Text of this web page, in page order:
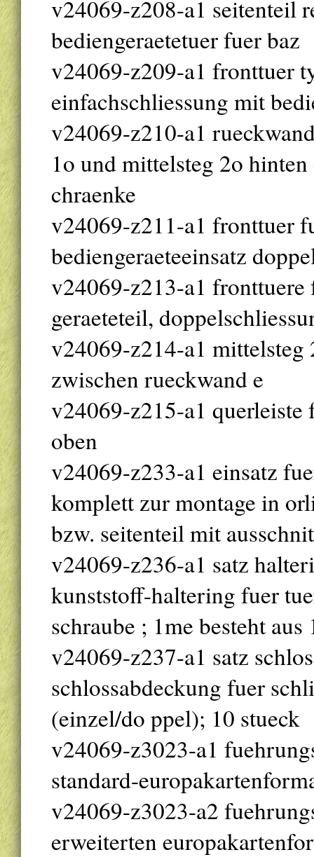
v24069-z208-a1 seitenteil
bediengeraetetuer fuer baz
v24069-z209-a1 fronttuer
einfachschliessung mit
v24069-z210-a1
1o und mittelsteg 2o
chraenke
v24069-z211-a1 fronttuer
bediengeraeteeinsatz
v24069-z213-a1
geraeteteil,
v24069-z214-a1
zwischen rueckwand e
v24069-z215-a1
oben
v24069-z233-a1 einsatz
komplett zur montage in
bzw. seitenteil mit
v24069-z236-a1 satz
kunststoff-haltering fuer
schraube ; 1me besteht
v24069-z237-a1 satz
schlossabdeckung fuer
(einzel/do ppel); 10 stueck
v24069-z3023-a1
standard-
v24069-z3023-a2
erweiterten